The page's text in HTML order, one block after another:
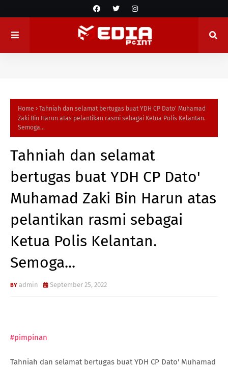
Home
Tahniah dan selamat bertugas buat YDH CP Dato' Muhamad
Zaki Bin Harun atas pelantikan rasmi sebagai Ketua Polis Kelantan.
Semoga...
Tahniah dan selamat
bertugas buat YDH CP Dato'
Muhamad Zaki Bin Harun atas
pelantikan rasmi sebagai
Ketua Polis Kelantan.
Semoga...
admin September 25, 2022
#pimpinan
Tahniah dan selamat bertugas buat YDH CP Dato' Muhamad